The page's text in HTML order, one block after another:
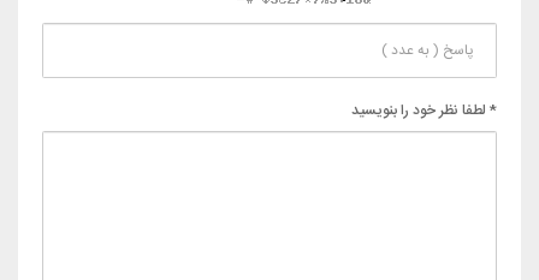
* لطفا نظر خود را بنویسید